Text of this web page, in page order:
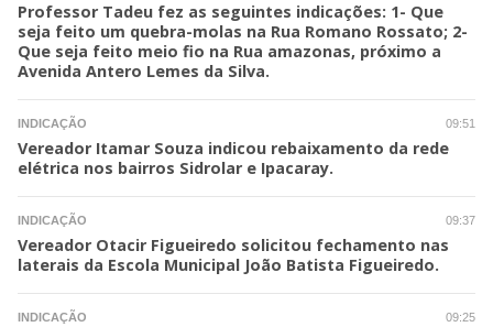
Professor Tadeu fez as seguintes indicações: 1- Que
seja feito um quebra-molas na Rua Romano Rossato; 2-
Que seja feito meio fio na Rua amazonas, próximo a
Avenida Antero Lemes da Silva.
09:51
INDICAÇÃO
Vereador Itamar Souza indicou rebaixamento da rede
elétrica nos bairros Sidrolar e Ipacaray.
09:37
INDICAÇÃO
Vereador Otacir Figueiredo solicitou fechamento nas
laterais da Escola Municipal João Batista Figueiredo.
09:25
INDICAÇÃO